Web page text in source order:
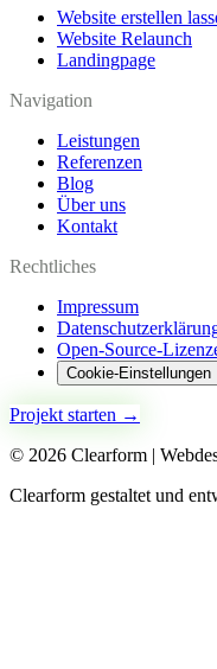
Website erstellen
Website Relaunch
Landingpage
Navigation
Leistungen
Referenzen
Blog
Über uns
Kontakt
Rechtliches
Impressum
Open-Source-
Cookie-Einstellungen
Projekt starten →
© 2026 Clearform |
Clearform gestaltet und